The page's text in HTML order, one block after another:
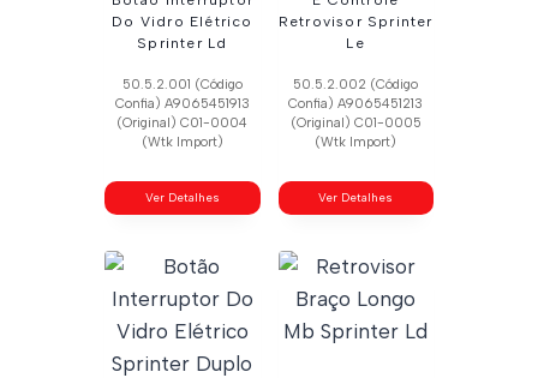
Do Vidro Elétrico
Sprinter Ld
50.5.2.001 (Código
Confia) A9065451913
(Original) C01-0004
(Wtk Import)
Ver Detalhes
Retrovisor Sprinter
Le
50.5.2.002 (Código
Confia) A9065451213
(Original) C01-0005
(Wtk Import)
Ver Detalhes